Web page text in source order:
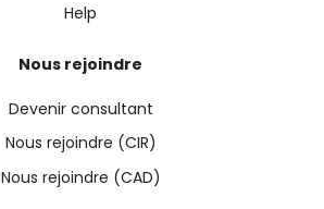
Help
Nous rejoindre
Devenir consultant
Nous rejoindre (CIR)
Nous rejoindre (CAD)